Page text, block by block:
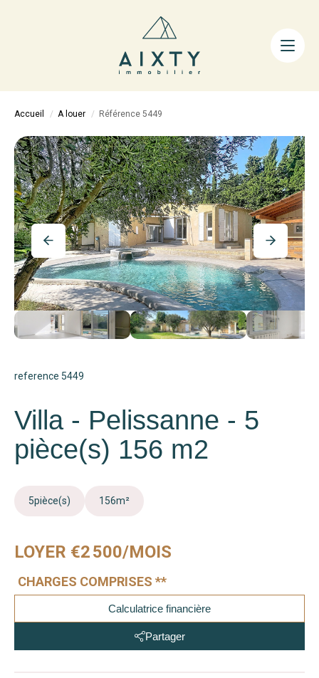
ACHETER
LA MÉTHODE
AIXTY & VOUS
Nos Agences
Nos Équipes
Nos Tarifs
Nos Biens Vendus
Notre City Guide
Accueil A louer Référence 5449
reference 5449
Villa - Pelissanne - 5
pièce(s) 156 m2
5pièce(s) 156m²
LOYER €2 500/MOIS
CHARGES COMPRISES **
Calculatrice financière
Partager